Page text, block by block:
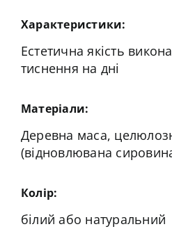
Характеристики:
Естетична якість
тиснення на дні
Матеріали:
Деревна маса,
(відновлювана
Колір:
білий або натуральний